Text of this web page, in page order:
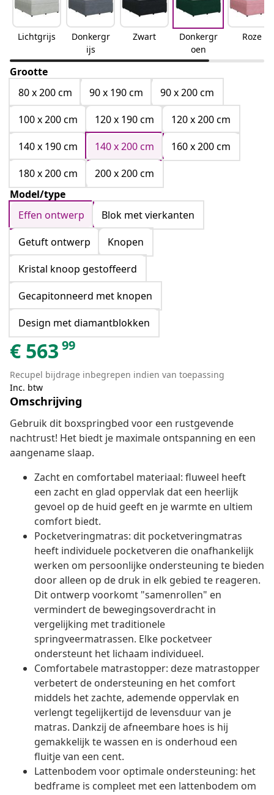
Lichtgrijs
Donkergr
ijs
Zwart
Donkergr
oen
Roze
Grootte
80 x 200 cm
90 x 190 cm
90 x 200 cm
100 x 200 cm
120 x 190 cm
120 x 200 cm
140 x 190 cm
140 x 200 cm
160 x 200 cm
180 x 200 cm
200 x 200 cm
Model/type
Effen ontwerp
Blok met vierkanten
Getuft ontwerp
Knopen
Kristal knoop gestoffeerd
Gecapitonneerd met knopen
Design met diamantblokken
€ 563 99
Recupel bijdrage inbegrepen indien van toepassing
Inc. btw
Omschrijving
Gebruik dit boxspringbed voor een rustgevende
nachtrust! Het biedt je maximale ontspanning en een
aangename slaap.
Zacht en comfortabel materiaal: fluweel heeft
een zacht en glad oppervlak dat een heerlijk
gevoel op de huid geeft en je warmte en ultiem
comfort biedt.
Pocketveringmatras: dit pocketveringmatras
heeft individuele pocketveren die onafhankelijk
werken om persoonlijke ondersteuning te bieden
door alleen op de druk in elk gebied te reageren.
Dit ontwerp voorkomt "samenrollen" en
vermindert de bewegingsoverdracht in
vergelijking met traditionele
springveermatrassen. Elke pocketveer
ondersteunt het lichaam individueel.
Comfortabele matrastopper: deze matrastopper
verbetert de ondersteuning en het comfort
middels het zachte, ademende oppervlak en
verlengt tegelijkertijd de levensduur van je
matras. Dankzij de afneembare hoes is hij
gemakkelijk te wassen en is onderhoud een
fluitje van een cent.
Lattenbodem voor optimale ondersteuning: het
bedframe is compleet met een lattenbodem om